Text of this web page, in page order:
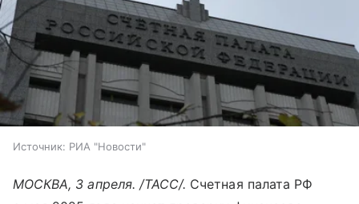
Источник: РИА "Новости"
МОСКВА, 3 апреля. /ТАСС/. Счетная палата РФ